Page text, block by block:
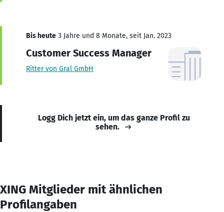
Bis heute 3 Jahre und 8 Monate, seit Jan. 2023
Customer Success Manager
Ritter von Gral GmbH
Logg Dich jetzt ein, um das ganze Profil zu
sehen.
XING Mitglieder mit ähnlichen
Profilangaben